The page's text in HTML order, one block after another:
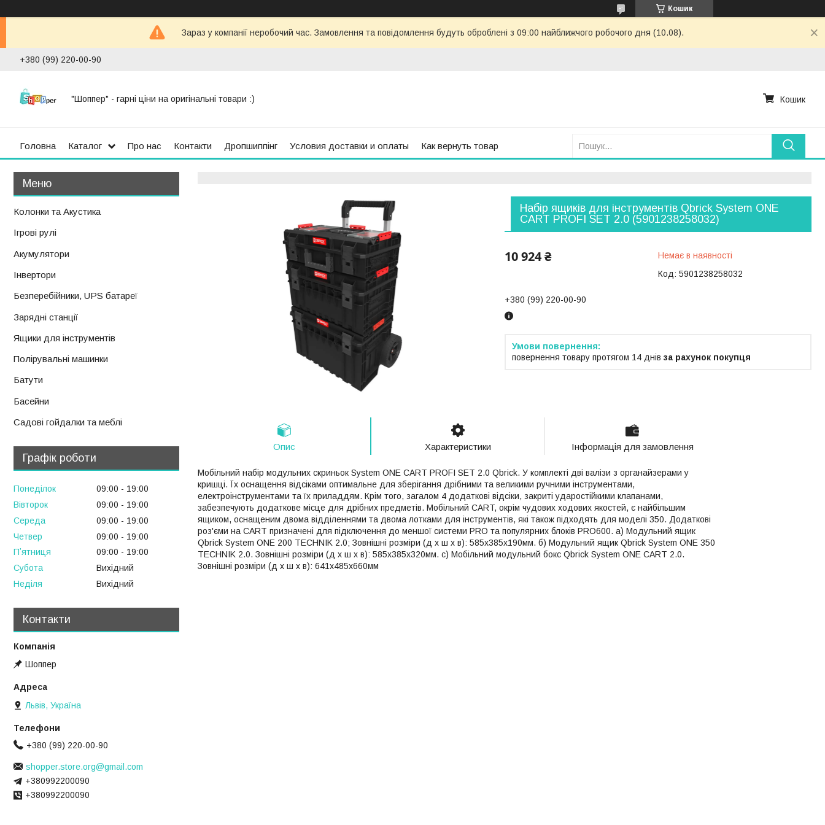
Кошик
Зараз у компанії неробочий час. Замовлення та повідомлення будуть оброблені з 09:00 найближчого робочого дня (10.08).
+380 (99) 220-00-90
"Шоппер" - гарні ціни на оригінальні товари :) Кошик
Головна Каталог Про нас Контакти Дропшиппінг Условия доставки и оплаты Как вернуть товар
Набір ящиків для інструментів Qbrick System ONE
CART PROFI SET 2.0 (5901238258032)
10 924 ₴
Немає в наявності
Код: 5901238258032
+380 (99) 220-00-90
повернення товару протягом 14 днів за рахунок покупця
Опис Характеристики Інформація для замовлення
Мобільний набір модульних скриньок System ONE CART PROFI SET 2.0 Qbrick. У комплекті дві валізи з органайзерами у
кришці. Їх оснащення відсіками оптимальне для зберігання дрібними та великими ручними інструментами,
електроінструментами та їх приладдям. Крім того, загалом 4 додаткові відсіки, закриті ударостійкими клапанами,
забезпечують додаткове місце для дрібних предметів. Мобільний CART, окрім чудових ходових якостей, є найбільшим
ящиком, оснащеним двома відділеннями та двома лотками для інструментів, які також підходять для моделі 350. Додаткові
роз'єми на CART призначені для підключення до меншої системи PRO та популярних блоків PRO600. a) Модульний ящик
Qbrick System ONE 200 TECHNIK 2.0; Зовнішні розміри (д х ш х в): 585х385х190мм. б) Модульний ящик Qbrick System ONE 350
TECHNIK 2.0. Зовнішні розміри (д х ш х в): 585х385х320мм. c) Мобільний модульний бокс Qbrick System ONE CART 2.0.
Зовнішні розміри (д х ш х в): 641х485х660мм
Колонки та Акустика
Ігрові рулі
Акумулятори
Інвертори
Безперебійники, UPS батареї
Зарядні станції
Ящики для інструментів
Полірувальні машинки
Батути
Басейни
Садові гойдалки та меблі
Графік роботи
Понеділок 09:00
19:00
Вівторок
09:00
19:00
Середа
09:00
19:00
Четвер
09:00
19:00
Пʼятниця
09:00
19:00
Субота
Вихідний
Неділя
Вихідний
Контакти
Шоппер
Львів, Україна
+380 (99) 220-00-90
shopper.store.org@gmail.com
+380992200090
+380992200090